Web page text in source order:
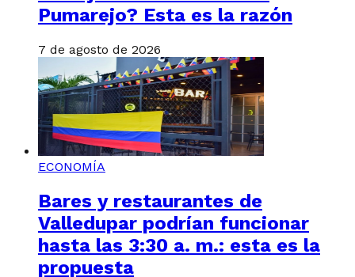
Pumarejo? Esta es la razón
7 de agosto de 2026
ECONOMÍA
Bares y restaurantes de
Valledupar podrían funcionar
hasta las 3:30 a. m.: esta es la
propuesta